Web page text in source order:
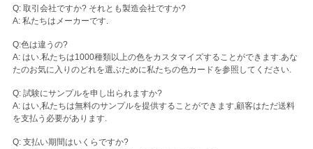
Q: 取引会社ですか? それとも製造会社ですか?
A: 私たちはメーカーです.
Q:色は違うの?
A: はい.私たちは1000種類以上の色をカスタマイズすることができます.あな
たのお気に入りのどれを選ぶために私たちの色カードを参照してください.
Q: 試験にサンプルを申し出られますか?
A: はい,私たちは無料のサンプルを提供することができます,顧客はただ送料
を支払う必要があります.
Q: 支払い期間はいくらですか?